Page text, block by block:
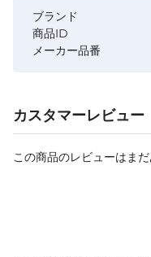
ブランド
商品ID
メーカー品番
カスタマーレビュー
この商品のレビューはまだ